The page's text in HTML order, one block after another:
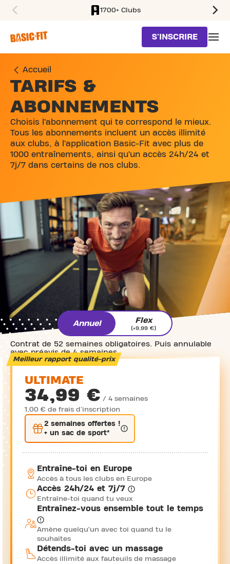
1700+ Clubs
S'INSCRIRE
Accueil
TARIFS &
ABONNEMENTS
Choisis l’abonnement qui te correspond le mieux.
Tous les abonnements incluent un accès illimité
aux clubs, à l’application Basic-Fit avec plus de
1000 entraînements, ainsi qu’un accès 24h/24 et
7j/7 dans certains de nos clubs.
Annuel Flex
(+9,99 €)
Contrat de 52 semaines obligatoires. Puis annulable
avec préavis de 4 semaines.
Meilleur rapport qualité-prix
ULTIMATE
34,99 € / 4 semaines
1,00 € de frais d'inscription
2 semaines offertes !
+ un sac de sport*
Entraîne-toi en Europe
Accès à tous les clubs en Europe
Accès 24h/24 et 7j/7
Entraîne-toi quand tu veux
Entraînez-vous ensemble tout le temps
Amène quelqu’un avec toi quand tu le
souhaites
Détends-toi avec un massage
Accès illimité aux fauteuils de massage